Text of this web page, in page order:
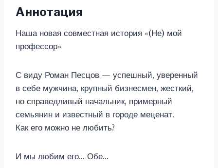
Аннотация
Наша новая совместная история «(Не) мой
профессор»
С виду Роман Песцов — успешный, уверенный
в себе мужчина, крупный бизнесмен, жесткий,
но справедливый начальник, примерный
семьянин и известный в городе меценат.
Как его можно не любить?
И мы любим его… Обе…